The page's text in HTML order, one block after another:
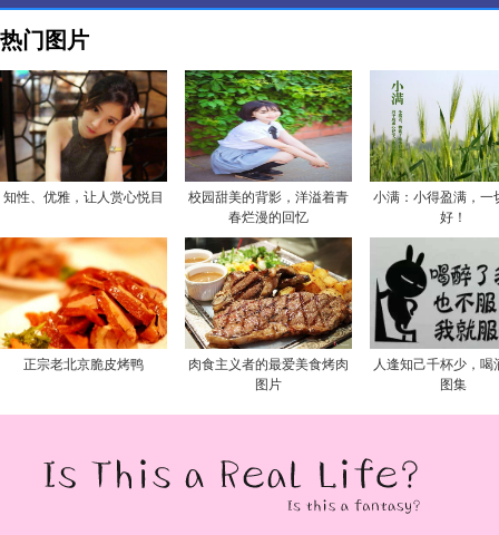
热门图片
知性、优雅，让人赏心悦目
校园甜美的背影，洋溢着青
春烂漫的回忆
小满：小得盈满，一
好！
正宗老北京脆皮烤鸭
肉食主义者的最爱美食烤肉
图片
人逢知己千杯少，喝
图集